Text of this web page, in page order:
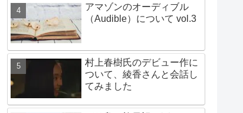
アマゾンのオーディブル
（Audible）について vol.3
村上春樹氏のデビュー作に
ついて、綾香さんと会話し
てみました